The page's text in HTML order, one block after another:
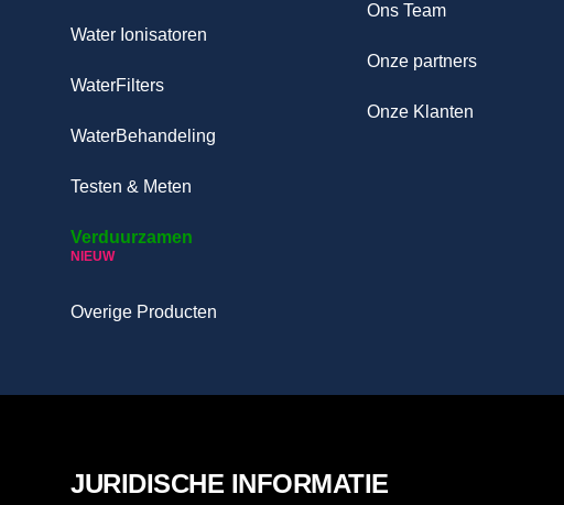
Water Ionisatoren
WaterFilters
WaterBehandeling
Testen & Meten
Verduurzamen
NIEUW
Overige Producten
Ons Team
Onze partners
Onze Klanten
JURIDISCHE INFORMATIE